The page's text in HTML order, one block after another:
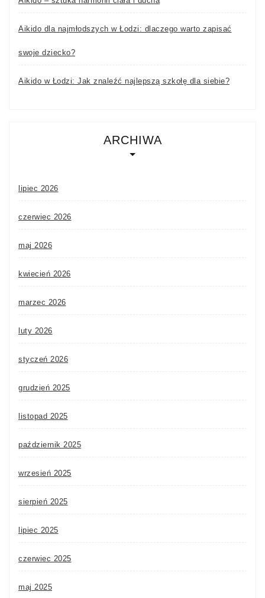
Aikido dla najmłodszych w Łodzi: dlaczego warto zapisać
swoje dziecko?
Aikido w Łodzi: Jak znaleźć najlepszą szkołę dla siebie?
ARCHIWA
lipiec 2026
czerwiec 2026
maj 2026
kwiecień 2026
marzec 2026
luty 2026
styczeń 2026
grudzień 2025
listopad 2025
październik 2025
wrzesień 2025
sierpień 2025
lipiec 2025
czerwiec 2025
maj 2025